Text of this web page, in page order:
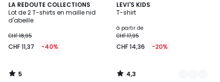
LA REDOUTE COLLECTIONS
Lot de 2 T-shirts en maille nid
d'abeille
CHF 18,95
CHF 11,37 -40%
5
/
5
5
/
LEVI'S KIDS
T-shirt
à partir de
CHF 17,95
CHF 14,36 -20%
4,3
/ 5
2
Couleurs
4,3
/